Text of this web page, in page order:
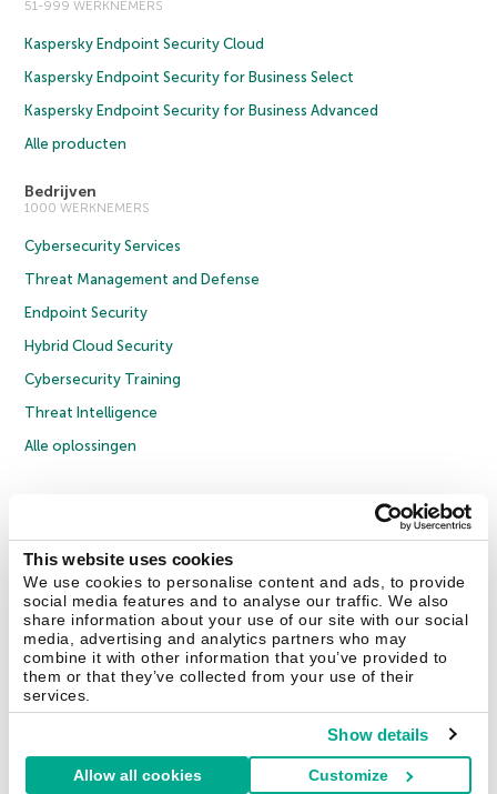
This website uses cookies
We use cookies to personalise content and ads, to provide
social media features and to analyse our traffic. We also
share information about your use of our site with our social
media, advertising and analytics partners who may
combine it with other information that you’ve provided to
them or that they’ve collected from your use of their
services.
Show details
Allow all cookies Customize
51-999 WERKNEMERS
Kaspersky Endpoint Security Cloud
Kaspersky Endpoint Security for Business Select
Kaspersky Endpoint Security for Business Advanced
Alle producten
Bedrijven
1000 WERKNEMERS
Cybersecurity Services
Threat Management and Defense
Endpoint Security
Hybrid Cloud Security
Cybersecurity Training
Threat Intelligence
Alle oplossingen
Privacybeleid
Licentieovereenkomst B2B
Cookies
Contact Us Over ons Partners Blog Resource Center
Persberichten
Vertrouwen in Kaspersky
Securelist Eugene Personal Blog